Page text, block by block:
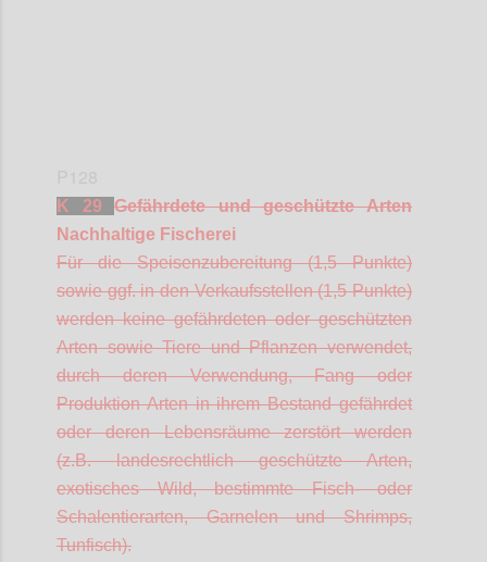
K 29Gefährdete und geschützte Arten
Nachhaltige Fischerei
Für die Speisenzubereitung (1,5 Punkte)
sowie ggf. in den Verkaufsstellen (1,5 Punkte)
werden keine gefährdeten oder geschützten
Arten sowie Tiere und Pflanzen verwendet,
durch deren Verwendung, Fang oder
Produktion Arten in ihrem Bestand gefährdet
oder deren Lebensräume zerstört werden
(z.B. landesrechtlich geschützte Arten,
exotisches Wild, bestimmte Fisch- oder
Schalentierarten, Garnelen und Shrimps,
Tunfisch).